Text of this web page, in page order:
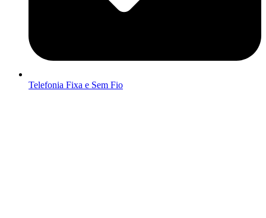
Telefonia Fixa e Sem Fio